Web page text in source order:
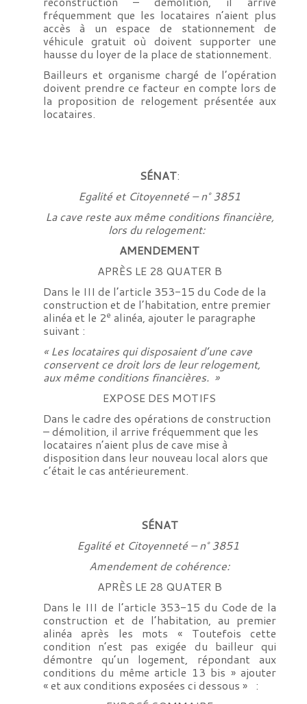
fréquemment que les locataires n’aient plus
accès à un espace de stationnement de
véhicule gratuit où doivent supporter une
hausse du loyer de la place de stationnement.
Bailleurs et organisme chargé de l’opération
doivent prendre ce facteur en compte lors de
la proposition de relogement présentée aux
locataires.
SÉNAT:
Egalité et Citoyenneté – n° 3851
La cave reste aux même conditions financière,
lors du relogement:
AMENDEMENT
APRÈS LE 28 QUATER B
Dans le III de l’article 353-15 du Code de la
construction et de l’habitation, entre premier
alinéa et le 2e alinéa, ajouter le paragraphe
suivant :
« Les locataires qui disposaient d’une cave
conservent ce droit lors de leur relogement,
aux même conditions financières. »
EXPOSE DES MOTIFS
Dans le cadre des opérations de construction
– démolition, il arrive fréquemment que les
locataires n’aient plus de cave mise à
disposition dans leur nouveau local alors que
c’était le cas antérieurement.
SÉNAT
Egalité et Citoyenneté – n° 3851
Amendement de cohérence:
APRÈS LE 28 QUATER B
Dans le III de l’article 353-15 du Code de la
construction et de l’habitation, au premier
alinéa après les mots « Toutefois cette
condition n’est pas exigée du bailleur qui
démontre qu’un logement, répondant aux
conditions du même article 13 bis » ajouter
« et aux conditions exposées ci dessous » :